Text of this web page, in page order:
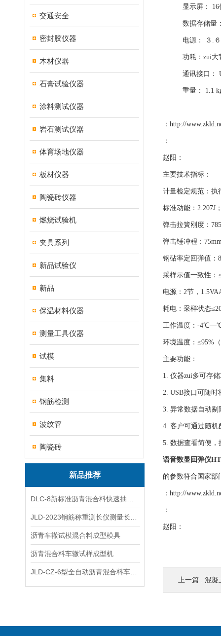
交通安全
密封胶仪器
木材仪器
石膏试验仪器
涂料测试仪器
岩石测试仪器
体育场地仪器
板材仪器
陶瓷砖仪器
燃烧试验机
夹具系列
新品试验仪
新品
保温材料仪器
测量工具仪器
试模
集料
钢筋检测
波纹管
陶瓷砖
新品推荐
沥青车辙试模混合料成型模具
沥青混合料车辙试样成型机
显示屏： 16位
数据存储量：
电源： ３.６V
功耗：zui大背
通讯接口：
重量： 1.1
： http://
：
赵阳：
主要技术指标：
计量检定规范：执
标准动能：2.207J
弹击拉簧刚度：
弹击锤冲程：
钢砧率定回弹值：
采样示值一致性：
电源：2节，
耗电：采样状态
工作温度：-
环境温度：≤95%
主要功能：
1. 仪器zui多可存
2. USB接口可随
3. 异常数据自动
4. 客户可通过随
5. 数据查看简便
语音数显回弹仪
的参数符合国家部
： http://
：
赵阳：
上一篇 : 混凝